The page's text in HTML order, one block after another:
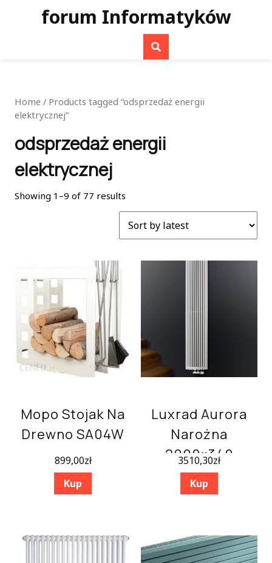
forum Informatyków
Home / Products tagged “odsprzedaż energii
elektrycznej”
odsprzedaż energii
elektrycznej
Showing 1–9 of 77 results
Mopo Stojak Na
Drewno SA04W
899,00zł
Kup
Luxrad Aurora
Narożna
2000×340
3510,30zł
Kup